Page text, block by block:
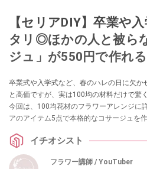
【セリアDIY】卒業や
タリ◎ほかの人と被ら
ジュ」が550円で作れる
卒業式や入学式など、春のハレの日に欠
と高価ですが、実は100均の材料だけで驚
今回は、100均花材のフラワーアレンジに
アのアイテム5点で本格的なコサージュを
しくご紹介します。
イチオシスト
フラワー講師 / YouTuber